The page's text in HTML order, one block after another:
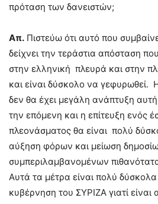
πρόταση των δανειστών;
Απ. Πιστεύω ότι αυτό που
δείχνει την τεράστια απόσταση
στην ελληνική πλευρά και στην
και είναι δύσκολο να γεφυρωθεί.
δεν θα έχει μεγάλη ανάπτυξη
την επόμενη και η επίτευξη ενός
πλεονάσματος θα είναι πολύ
αύξηση φόρων και μείωση
συμπεριλαμβανομένων
Αυτά τα μέτρα είναι πολύ δύσκολα
κυβέρνηση του ΣΥΡΙΖΑ γιατί είναι